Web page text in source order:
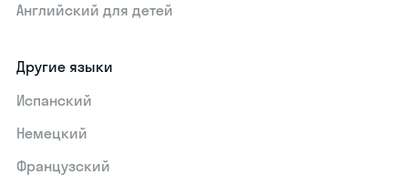
Английский для детей
Другие языки
Испанский
Немецкий
Французский